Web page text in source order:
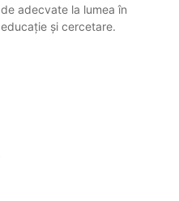
adecvate la lumea în
și cercetare.